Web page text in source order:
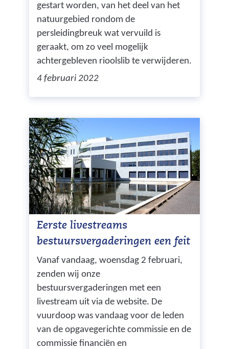
gestart worden, van het deel van het
natuurgebied rondom de
persleidingbreuk wat vervuild is
geraakt, om zo veel mogelijk
achtergebleven rioolslib te verwijderen.
4 februari 2022
Eerste livestreams
bestuursvergaderingen een feit
Vanaf vandaag, woensdag 2 februari,
zenden wij onze
bestuursvergaderingen met een
livestream uit via de website. De
vuurdoop was vandaag voor de leden
van de opgavegerichte commissie en de
commissie financiën en